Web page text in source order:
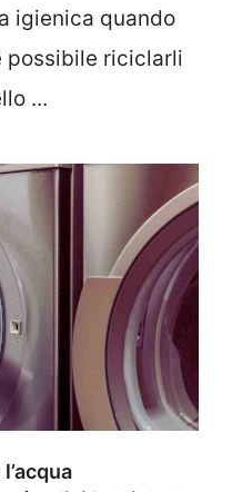
igienica quando
possibile riciclarli
...